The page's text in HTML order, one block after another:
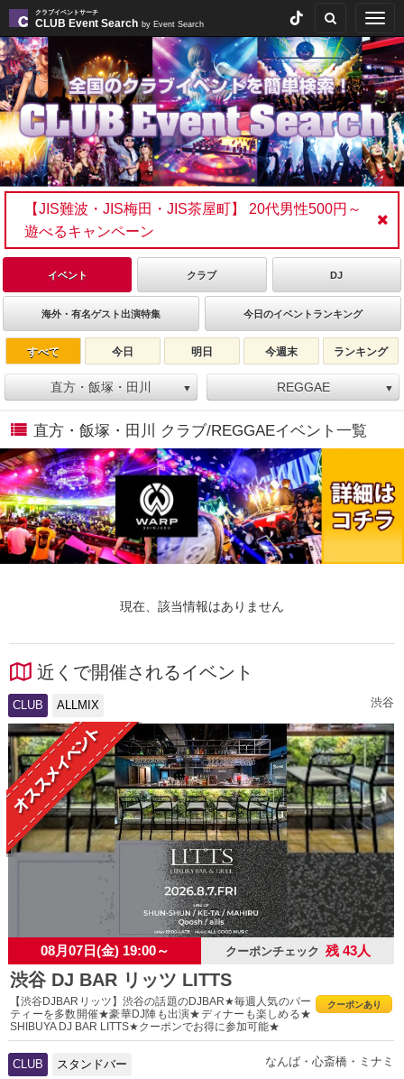
クラブイベントサーチ
CLUB Event Search by Event Search
【JIS難波・JIS梅田・JIS茶屋町】 20代男性500円～
遊べるキャンペーン
イベント クラブ DJ
海外・有名ゲスト出演特集 今日のイベントランキング
すべて 今日 明日 今週末 ランキング
直方・飯塚・田川 ▼ REGGAE ▼
直方・飯塚・田川 クラブ/REGGAEイベント一覧
現在、該当情報はありません
近くで開催されるイベント
CLUB ALLMIX 渋谷
08月07日(金) 19:00～ クーポンチェック 残 43人
渋谷 DJ BAR リッツ LITTS
クーポンあり
【渋谷DJBARリッツ】渋谷の話題のDJBAR★毎週人気のパー
ティーを多数開催★豪華DJ陣も出演★ディナーも楽しめる★
SHIBUYA DJ BAR LITTS★クーポンでお得に参加可能★
CLUB スタンドバー なんば・心斎橋・ミナミ